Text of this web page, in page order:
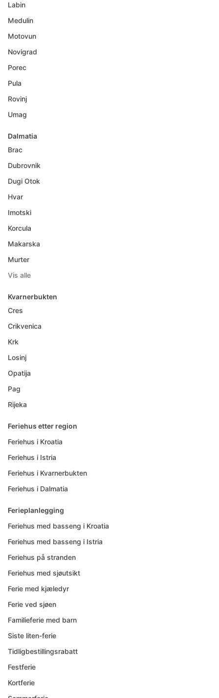
Labin
Medulin
Motovun
Novigrad
Porec
Pula
Rovinj
Umag
Dalmatia
Brac
Dubrovnik
Dugi Otok
Hvar
Imotski
Korcula
Makarska
Murter
Vis alle
Kvarnerbukten
Cres
Crikvenica
Krk
Losinj
Opatija
Pag
Rijeka
Feriehus etter region
Feriehus i Kroatia
Feriehus i Istria
Feriehus i Kvarnerbukten
Feriehus i Dalmatia
Ferieplanlegging
Feriehus med basseng i Kroatia
Feriehus med basseng i Istria
Feriehus på stranden
Feriehus med sjøutsikt
Ferie med kjæledyr
Ferie ved sjøen
Familieferie med barn
Siste liten-ferie
Tidligbestillingsrabatt
Festferie
Kortferie